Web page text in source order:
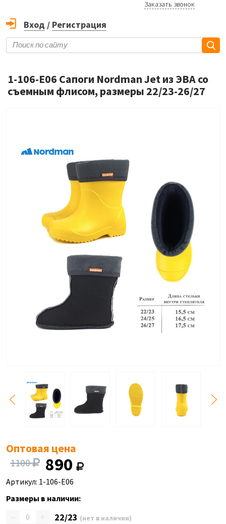
Заказать звонок
Вход / Регистрация
1-106-E06 Сапоги Nordman Jet из ЭВА со
съемным флисом, размеры 22/23-26/27
Оптовая цена
1100 890
Артикул: 1-106-E06
Размеры в наличии:
– + 22/23 (нет в наличии)